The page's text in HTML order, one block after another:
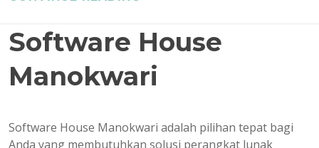
Software House
Manokwari
Software House Manokwari adalah pilihan tepat bagi
Anda yang membutuhkan solusi perangkat lunak